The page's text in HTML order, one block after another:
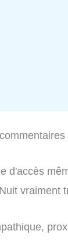
d'accès
vraiment